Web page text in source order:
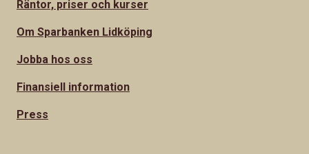
Räntor, priser och kurser
Om Sparbanken Lidköping
Jobba hos oss
Finansiell information
Press